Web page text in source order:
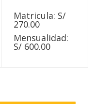
Matricula: S/
270.00
Mensualidad:
S/ 600.00